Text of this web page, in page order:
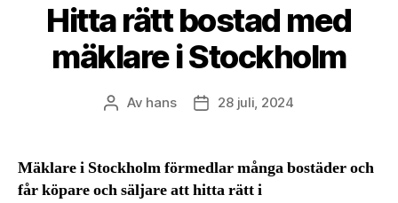
Hitta rätt bostad med
mäklare i Stockholm
Inläggsförfattare
Av hans Inläggsdatum
28 juli, 2024
Mäklare i Stockholm förmedlar många bostäder och
får köpare och säljare att hitta rätt i